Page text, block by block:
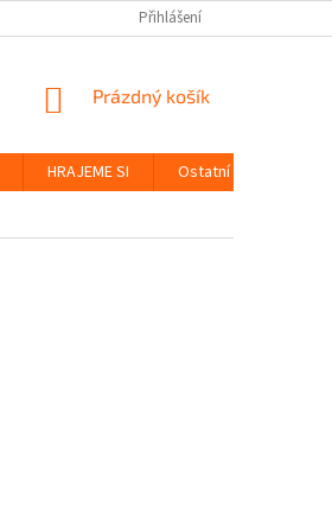
ZÁSADY OCHRANY
Přihlášení
NÁKUPNÍ
Prázdný košík
HRAJEME SI Ostatní